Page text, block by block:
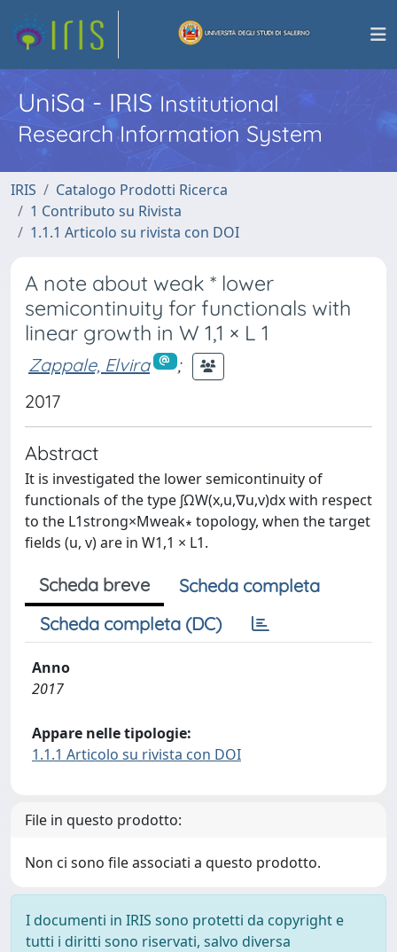
UniSa - IRISInstitutional
Research Information System
IRIS
Catalogo Prodotti Ricerca
1 Contributo su Rivista
1.1.1 Articolo su rivista con DOI
A note about weak * lower
semicontinuity for functionals with
linear growth in W 1,1 × L 1
Zappale, Elvira
;
2017
Abstract
It is investigated the lower semicontinuity of
functionals of the type ∫ΩW(x,u,∇u,v)dx with respect
to the L1strong×Mweak∗ topology, when the target
fields (u, v) are in W1,1 × L1.
Scheda breve
Scheda completa
Scheda completa (DC)
Anno
2017
Appare nelle tipologie:
1.1.1 Articolo su rivista con DOI
File in questo prodotto:
Non ci sono file associati a questo prodotto.
I documenti in IRIS sono protetti da copyright e
tutti i diritti sono riservati, salvo diversa